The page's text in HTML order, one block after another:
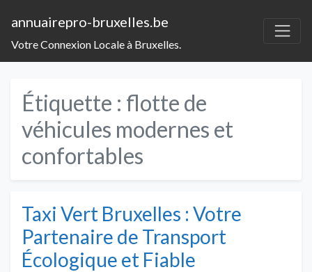
annuairepro-bruxelles.be
Votre Connexion Locale à Bruxelles.
Étiquette : flotte de
véhicules modernes et
confortables
Taxi Vert Bruxelles : Votre
Partenaire de Transport
Écologique et Fiable